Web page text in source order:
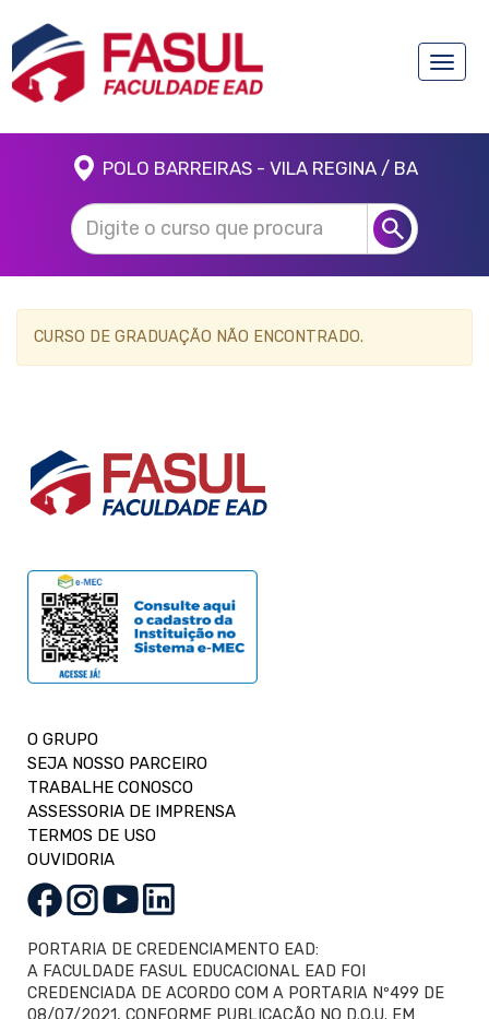
Toggle
POLO BARREIRAS - VILA REGINA / BA
CURSO DE GRADUAÇÃO NÃO ENCONTRADO.
O GRUPO
SEJA NOSSO PARCEIRO
TRABALHE CONOSCO
ASSESSORIA DE IMPRENSA
TERMOS DE USO
OUVIDORIA
PORTARIA DE CREDENCIAMENTO EAD:
A FACULDADE FASUL EDUCACIONAL EAD FOI
CREDENCIADA DE ACORDO COM A PORTARIA Nº499 DE
08/07/2021, CONFORME PUBLICAÇÃO NO D.O.U. EM